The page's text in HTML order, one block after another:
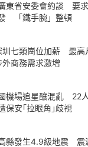
東省安委會約談 要求
「鐵手腕」整頓
圳七類崗位加薪 最高
商務需求激增
機場追星釀混亂 22人
保安｢拉眼角｣歧視
縣發生4.9級地震 震